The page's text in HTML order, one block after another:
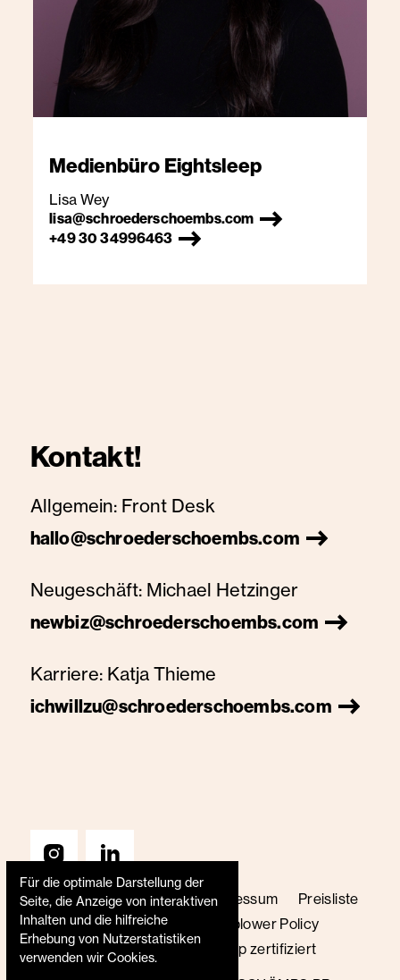
Medienbüro Eightsleep
Lisa Wey
lisa@schroederschoembs.com
+49 30 34996463
Kontakt!
Allgemein: Front Desk
hallo@schroederschoembs.com
Neugeschäft: Michael Hetzinger
newbiz@schroederschoembs.com
Karriere: Katja Thieme
ichwillzu@schroederschoembs.com
AGB Datenschutz Impressum
Preisliste
Code of Conduct
Whistleblower Policy
Transparenzbericht
B Corp zertifiziert
Für die optimale Darstellung der
Seite, die Anzeige von interaktiven
Inhalten und die hilfreiche
Erhebung von Nutzerstatistiken
verwenden wir Cookies.